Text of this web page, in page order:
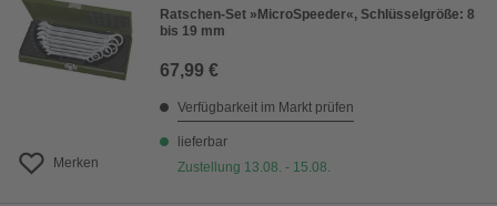
Merken
Ratschen-Set »MicroSpeeder«, Schlüsselgröße: 8
bis 19 mm
67,99 €
Verfügbarkeit im Markt prüfen
lieferbar
Zustellung 13.08. - 15.08.